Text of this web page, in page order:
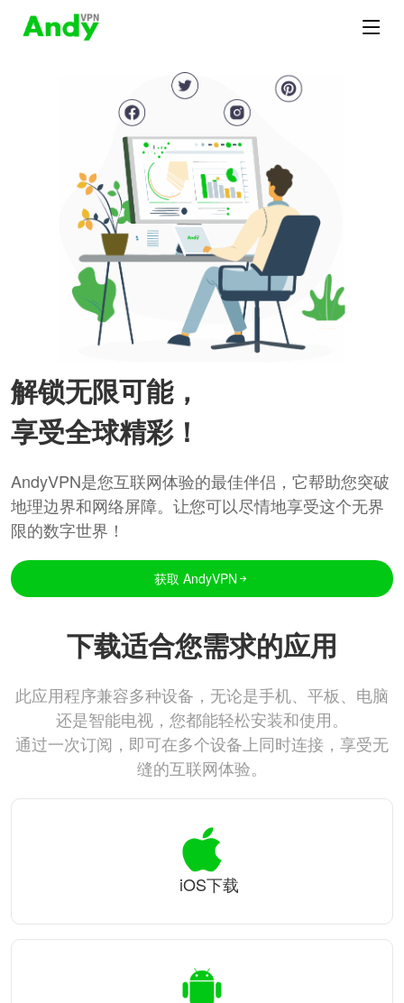
解锁无限可能，
享受全球精彩！
AndyVPN是您互联网体验的最佳伴侣，它帮助您突破
地理边界和网络屏障。让您可以尽情地享受这个无界
限的数字世界！
获取 AndyVPN
下载适合您需求的应用
此应用程序兼容多种设备，无论是手机、平板、电脑
还是智能电视，您都能轻松安装和使用。
通过一次订阅，即可在多个设备上同时连接，享受无
缝的互联网体验。
iOS下载